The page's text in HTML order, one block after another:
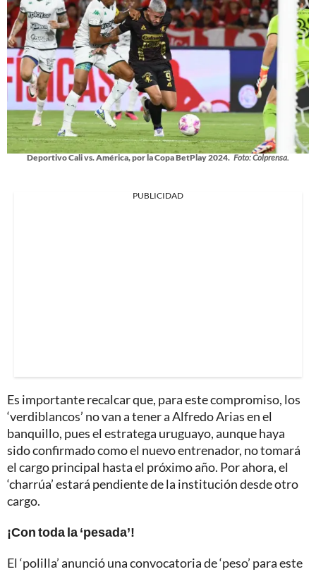
Deportivo Cali vs. América, por la Copa BetPlay 2024. Foto: Colprensa.
PUBLICIDAD
Es importante recalcar que, para este compromiso, los
‘verdiblancos’ no van a tener a Alfredo Arias en el
banquillo, pues el estratega uruguayo, aunque haya
sido confirmado como el nuevo entrenador, no tomará
el cargo principal hasta el próximo año. Por ahora, el
‘charrúa’ estará pendiente de la institución desde otro
cargo.
¡Con toda la ‘pesada’!
El ‘polilla’ anunció una convocatoria de ‘peso’ para este